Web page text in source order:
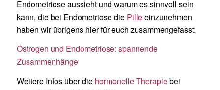
Endometriose aussieht und warum es sinnvoll sein
kann, die bei Endometriose die Pilleeinzunehmen,
haben wir übrigens hier für euch zusammengefasst:
Östrogen und Endometriose: spannende
Zusammenhänge
Weitere Infos über die hormonelle Therapiebei